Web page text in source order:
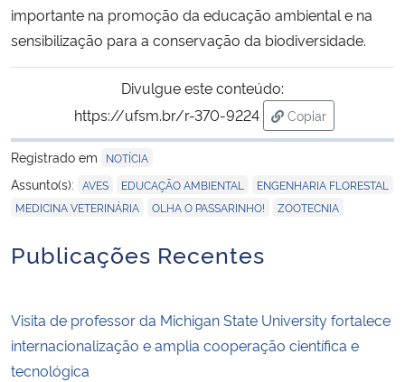
importante na promoção da educação ambiental e na
sensibilização para a conservação da biodiversidade.
Divulgue este conteúdo:
https://ufsm.br/r-370-9224
Copiar
para área de
Registrado em
NOTÍCIA
Assunto(s): AVES EDUCAÇÃO AMBIENTAL ENGENHARIA FLORESTAL
MEDICINA VETERINÁRIA OLHA O PASSARINHO! ZOOTECNIA
Publicações Recentes
Visita de professor da Michigan State University fortalece
internacionalização e amplia cooperação científica e
tecnológica